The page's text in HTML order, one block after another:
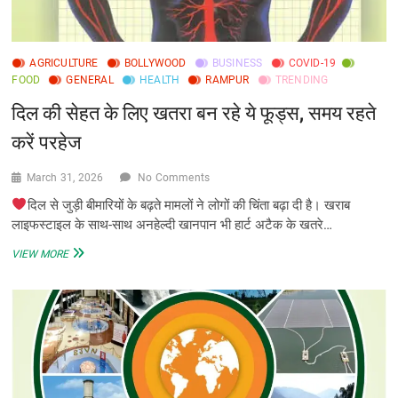
AGRICULTURE BOLLYWOOD BUSINESS
COVID-19
FOOD
GENERAL HEALTH RAMPUR TRENDING
दिल की सेहत के लिए खतरा बन रहे ये फूड्स, समय रहते
करें परहेज
March 31, 2026 No Comments
दिल से जुड़ी बीमारियों के बढ़ते मामलों ने लोगों की चिंता बढ़ा दी है। खराब
लाइफस्टाइल के साथ-साथ अनहेल्दी खानपान भी हार्ट अटैक के खतरे…
VIEW MOREदिल
के
लिए
खतरा
बन
रहे
ये
फूड्स,